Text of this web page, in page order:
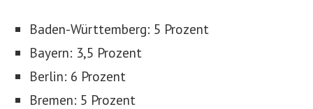
Baden-Württemberg: 5 Prozent
Bayern: 3,5 Prozent
Berlin: 6 Prozent
Bremen: 5 Prozent